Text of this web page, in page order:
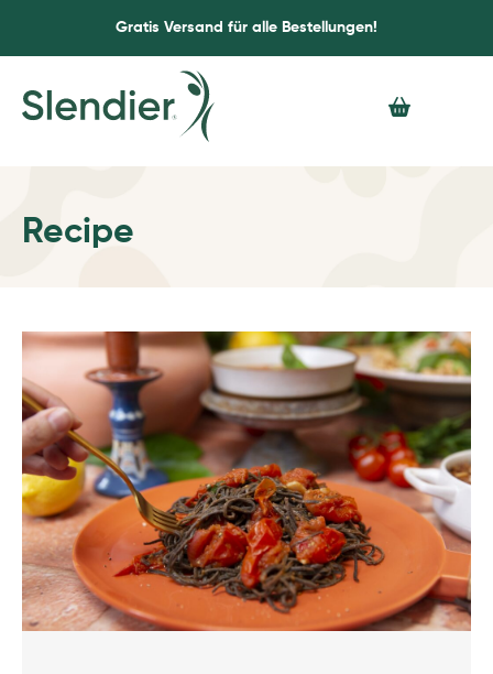
Gratis Versand für alle Bestellungen!
Recipe